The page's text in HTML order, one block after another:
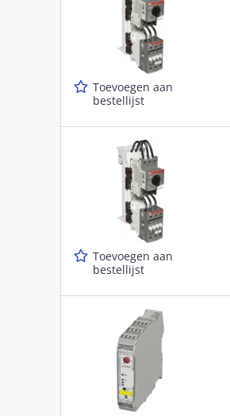
Toevoegen aan
bestellijst
Toevoegen aan
bestellijst